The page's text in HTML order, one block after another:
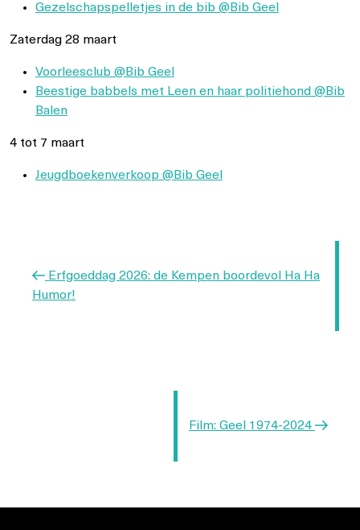
Gezelschapspelletjes in de bib @Bib Geel
Zaterdag 28 maart
Voorleesclub @Bib Geel
Beestige babbels met Leen en haar politiehond @Bib
Balen
4 tot 7 maart
Jeugdboekenverkoop @Bib Geel
Vorig
bericht
Erfgoeddag 2026: de Kempen boordevol Ha Ha
Humor!
Volgend
Film: Geel 1974-2024